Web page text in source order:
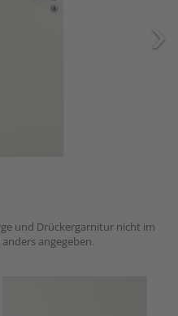
und Drückergarnitur nicht im
angegeben.